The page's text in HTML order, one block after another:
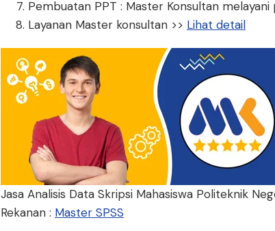
Pembuatan PPT : Master Konsultan
Layanan Master konsultan >> Lihat detail
Jasa Analisis Data Skripsi Mahasiswa Politeknik
Rekanan : Master SPSS